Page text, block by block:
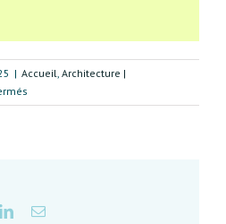
| Accueil, Architecture |
Découverte